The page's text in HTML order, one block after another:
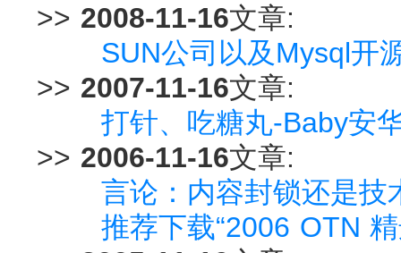
>> 2008-11-16文章:
SUN公司以及Mysql开
>> 2007-11-16文章:
打针、吃糖丸-Baby安
>> 2006-11-16文章:
言论：内容封锁还是技
推荐下载“2006 OTN